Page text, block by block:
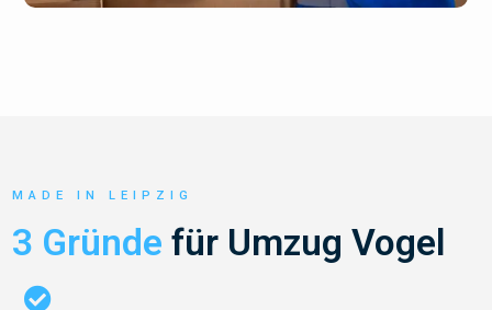
MADE IN LEIPZIG
3 Gründe für Umzug Vogel